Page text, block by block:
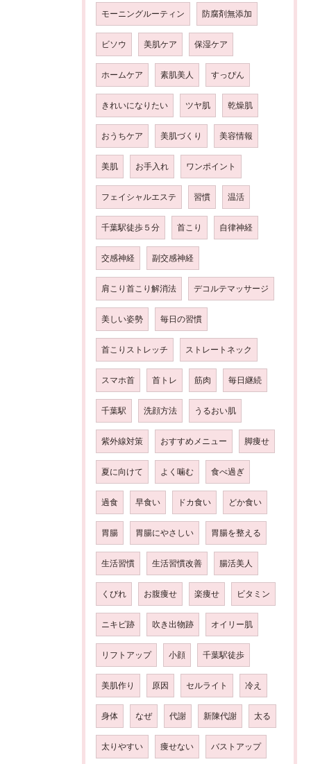
モーニングルーティン 防腐剤無添加
ビソウ 美肌ケア 保湿ケア
ホームケア 素肌美人 すっぴん
きれいになりたい ツヤ肌 乾燥肌
おうちケア 美肌づくり 美容情報
美肌 お手入れ ワンポイント
フェイシャルエステ 習慣 温活
千葉駅徒歩５分 首こり 自律神経
交感神経 副交感神経
肩こり首こり解消法 デコルテマッサージ
美しい姿勢 毎日の習慣
首こりストレッチ ストレートネック
スマホ首 首トレ 筋肉 毎日継続
千葉駅 洗顔方法 うるおい肌
紫外線対策 おすすめメニュー 脚痩せ
夏に向けて よく噛む 食べ過ぎ
過食 早食い ドカ食い どか食い
胃腸 胃腸にやさしい 胃腸を整える
生活習慣 生活習慣改善 腸活美人
くびれ お腹痩せ 楽痩せ ビタミン
ニキビ跡 吹き出物跡 オイリー肌
リフトアップ 小顔 千葉駅徒歩
美肌作り 原因 セルライト 冷え
身体 なぜ 代謝 新陳代謝 太る
太りやすい 痩せない バストアップ